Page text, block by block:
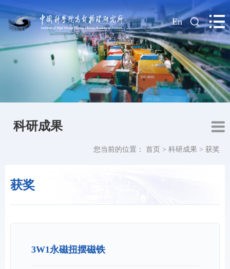
| En
科研成果
获奖
您当前的位置： 首页 > 科研成果 > 获奖
3W1永磁扭摆磁铁